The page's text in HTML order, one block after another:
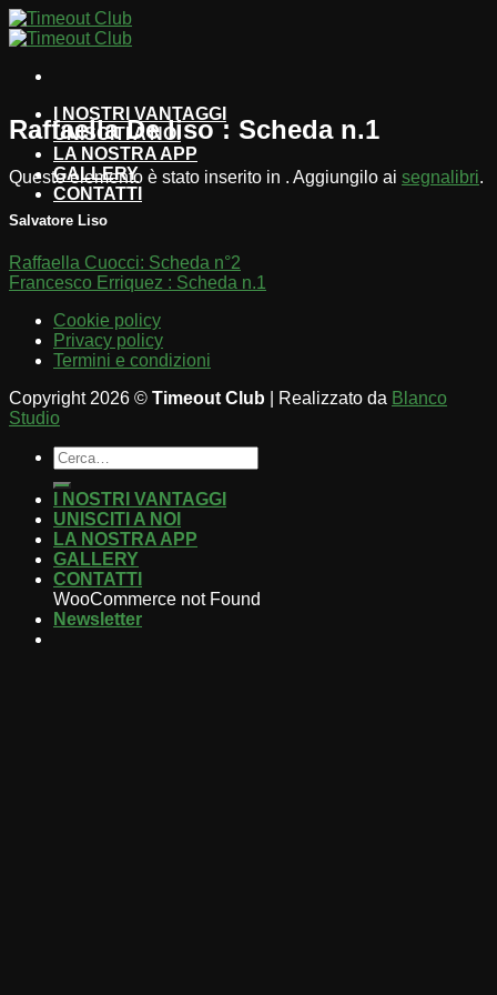
Salta
ai
I NOSTRI VANTAGGI
UNISCITI A NOI
LA NOSTRA APP
GALLERY
CONTATTI
Raffaella De liso : Scheda n.1
Questo elemento è stato inserito in . Aggiungilo ai segnalibri.
Salvatore Liso
Raffaella Cuocci: Scheda n°2
Francesco Erriquez : Scheda n.1
Cookie policy
Privacy policy
Termini e condizioni
Copyright 2026 © Timeout Club | Realizzato da Blanco
Studio
I NOSTRI VANTAGGI
UNISCITI A NOI
LA NOSTRA APP
GALLERY
CONTATTI
WooCommerce not Found
Newsletter